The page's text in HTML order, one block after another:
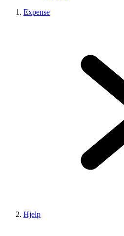
Expense
Hjelp